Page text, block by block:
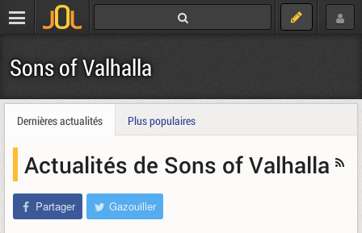
Sons of Valhalla
Dernières actualités Plus populaires
Actualités de Sons of Valhalla
Partager Gazouiller